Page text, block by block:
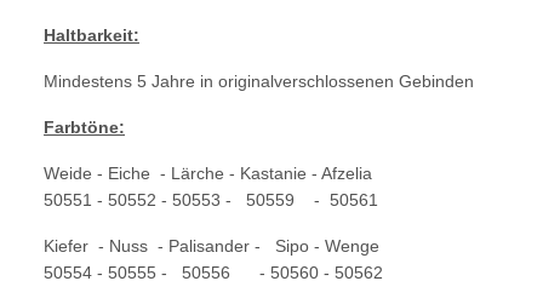
Haltbarkeit:
Mindestens 5 Jahre in originalverschlossenen Gebinden
Farbtöne:
Weide - Eiche - Lärche - Kastanie - Afzelia
50551 - 50552 - 50553 - 50559 - 50561
Kiefer - Nuss - Palisander - Sipo - Wenge
50554 - 50555 - 50556 - 50560 - 50562